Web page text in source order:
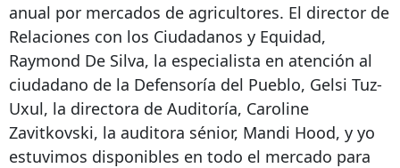
anual por mercados de agricultores. El director de
Relaciones con los Ciudadanos y Equidad,
Raymond De Silva, la especialista en atención al
ciudadano de la Defensoría del Pueblo, Gelsi Tuz-
Uxul, la directora de Auditoría, Caroline
Zavitkovski, la auditora sénior, Mandi Hood, y yo
estuvimos disponibles en todo el mercado para